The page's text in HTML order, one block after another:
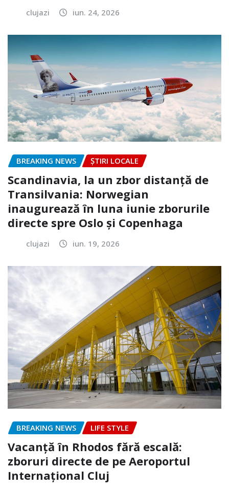
clujazi iun. 24, 2026
BREAKING NEWS ȘTIRI LOCALE
Scandinavia, la un zbor distanță de
Transilvania: Norwegian
inaugurează în luna iunie zborurile
directe spre Oslo și Copenhaga
clujazi iun. 19, 2026
BREAKING NEWS LIFE STYLE
Vacanță în Rhodos fără escală:
zboruri directe de pe Aeroportul
Internațional Cluj